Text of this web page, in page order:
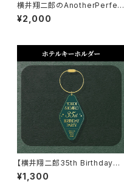
横井翔二郎のAnotherPerfect
Day APDayオリジナルフォトプ
ロップス
¥2,000
【横井翔二郎35th BirthdayPa
rty】ホテルキーホルダー
¥1,300